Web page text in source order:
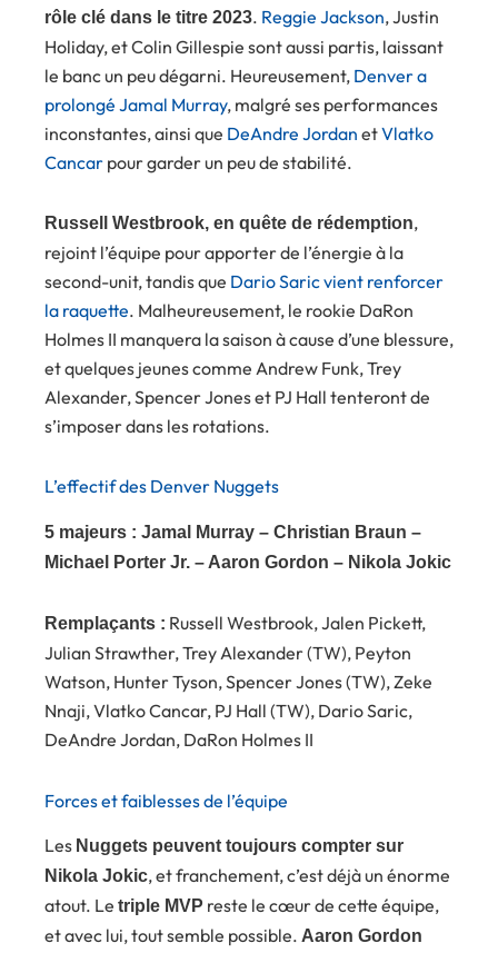
rôle clé dans le titre 2023. Reggie Jackson, Justin
Holiday, et Colin Gillespie sont aussi partis, laissant
le banc un peu dégarni. Heureusement, Denver a
prolongé Jamal Murray, malgré ses performances
inconstantes, ainsi que DeAndre Jordan etVlatko
Cancar pour garder un peu de stabilité.
Russell Westbrook, en quête de rédemption,
rejoint l’équipe pour apporter de l’énergie à la
second-unit, tandis que Dario Saric vient renforcer
la raquette. Malheureusement, le rookie DaRon
Holmes II manquera la saison à cause d’une blessure,
et quelques jeunes comme Andrew Funk, Trey
Alexander, Spencer Jones et PJ Hall tenteront de
s’imposer dans les rotations.
L’effectif des Denver Nuggets
5 majeurs : Jamal Murray – Christian Braun –
Michael Porter Jr. – Aaron Gordon – Nikola Jokic
Remplaçants : Russell Westbrook, Jalen Pickett,
Julian Strawther, Trey Alexander (TW), Peyton
Watson, Hunter Tyson, Spencer Jones (TW), Zeke
Nnaji, Vlatko Cancar, PJ Hall (TW), Dario Saric,
DeAndre Jordan, DaRon Holmes II
Forces et faiblesses de l’équipe
Les Nuggets peuvent toujours compter sur
Nikola Jokic, et franchement, c’est déjà un énorme
atout. Le triple MVP reste le cœur de cette équipe,
et avec lui, tout semble possible. Aaron Gordon